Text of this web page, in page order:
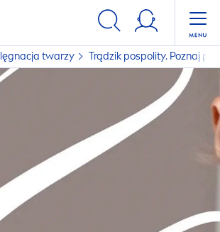
twarzy Trądzik pospolity. Poznaj